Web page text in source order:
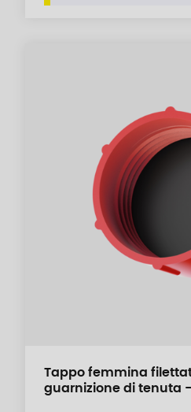
Tappo femmina
guarnizione di tenuta –